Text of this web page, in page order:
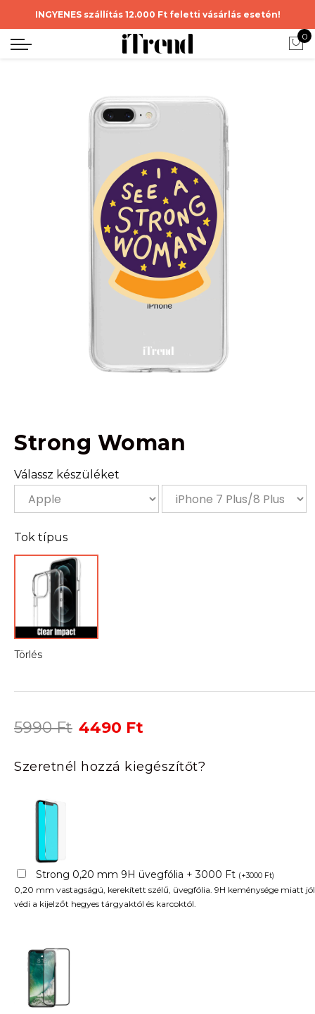
INGYENES szállítás 12.000 Ft feletti vásárlás esetén!
0
Strong Woman
Válassz készüléket
Tok típus
Törlés
5990Ft Original
was:
5990 Ft.
4490 Ft
is:
4490 Ft.
Szeretnél hozzá kiegészítőt?
Strong 0,20 mm 9H üvegfólia + 3000 Ft (+3000 Ft)
0,20 mm vastagságú, kerekített szélű, üvegfólia. 9H keménysége miatt jól
védi a kijelzőt hegyes tárgyaktól és karcoktól.